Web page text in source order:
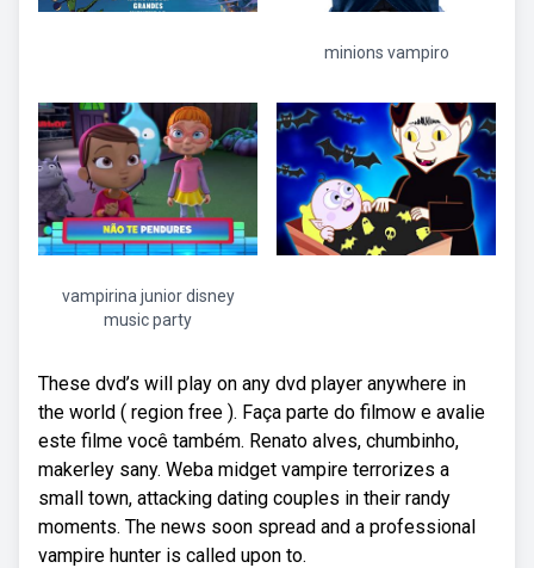
minions vampiro
vampirina junior disney
music party
These dvd’s will play on any dvd player anywhere in
the world ( region free ). Faça parte do filmow e avalie
este filme você também. Renato alves, chumbinho,
makerley sany. Weba midget vampire terrorizes a
small town, attacking dating couples in their randy
moments. The news soon spread and a professional
vampire hunter is called upon to.